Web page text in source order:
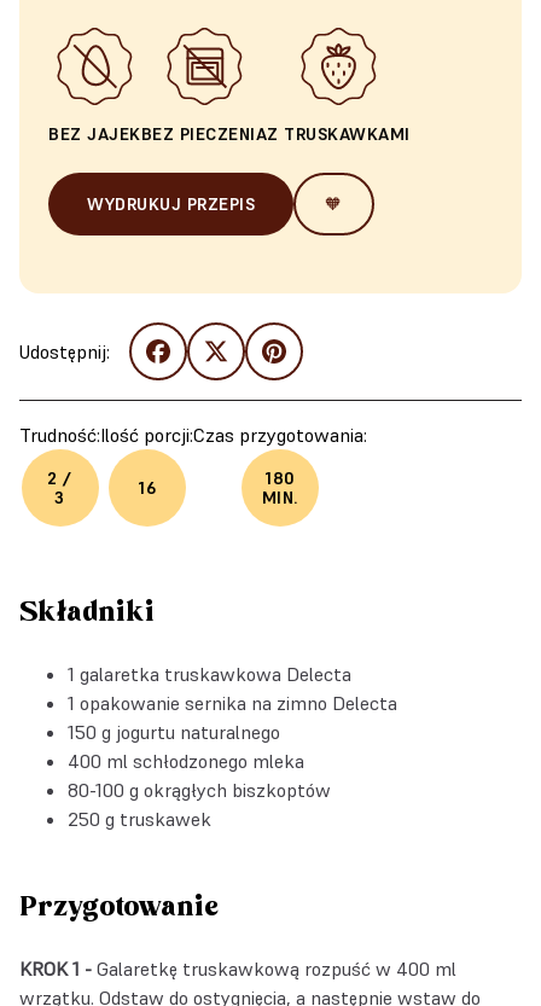
BEZ JAJEKBEZ PIECZENIAZ TRUSKAWKAMI
WYDRUKUJ PRZEPIS 🧡
Udostępnij:
Trudność:
2 /
3
Ilość porcji:
16
Czas przygotowania:
180
MIN.
Składniki
1 galaretka truskawkowa Delecta
1 opakowanie sernika na zimno Delecta
150 g jogurtu naturalnego
400 ml schłodzonego mleka
80-100 g okrągłych biszkoptów
250 g truskawek
Przygotowanie
KROK 1 - Galaretkę truskawkową rozpuść w 400 ml
wrzątku. Odstaw do ostygnięcia, a następnie wstaw do